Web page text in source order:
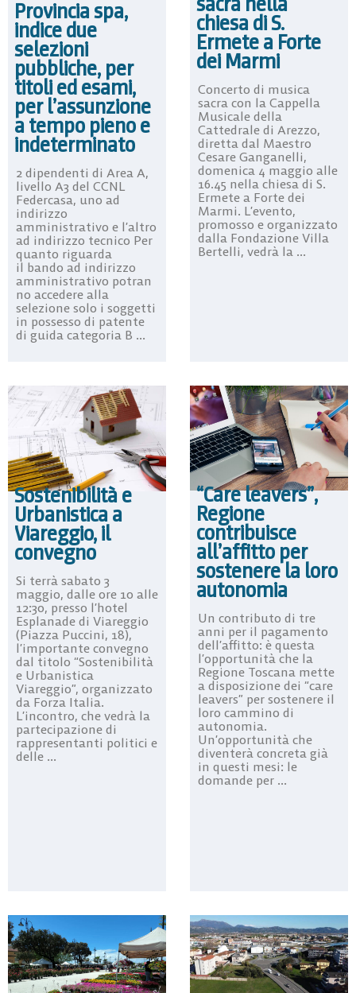
Provincia spa,
indice due
selezioni
pubbliche, per
titoli ed esami,
per l’assunzione
a tempo pieno e
indeterminato
2 dipendenti di Area A,
livello A3 del CCNL
Federcasa, uno ad
indirizzo
amministrativo e l’altro
ad indirizzo tecnico Per
quanto riguarda
il bando ad indirizzo
amministrativo potran
no accedere alla
selezione solo i soggetti
in possesso di patente
di guida categoria B ...
chiesa di S.
Ermete a Forte
dei Marmi
Concerto di musica
sacra con la Cappella
Musicale della
Cattedrale di Arezzo,
diretta dal Maestro
Cesare Ganganelli,
domenica 4 maggio alle
16.45 nella chiesa di S.
Ermete a Forte dei
Marmi. L’evento,
promosso e organizzato
dalla Fondazione Villa
Bertelli, vedrà la ...
Sostenibilità e
Urbanistica a
Viareggio, il
convegno
Si terrà sabato 3
maggio, dalle ore 10 alle
12:30, presso l’hotel
Esplanade di Viareggio
(Piazza Puccini, 18),
l’importante convegno
dal titolo “Sostenibilità
e Urbanistica
Viareggio”, organizzato
da Forza Italia.
L’incontro, che vedrà la
partecipazione di
rappresentanti politici e
delle ...
“Care leavers”,
Regione
contribuisce
all’affitto per
sostenere la loro
autonomia
Un contributo di tre
anni per il pagamento
dell’affitto: è questa
l’opportunità che la
Regione Toscana mette
a disposizione dei “care
leavers” per sostenere il
loro cammino di
autonomia.
Un’opportunità che
diventerà concreta già
in questi mesi: le
domande per ...